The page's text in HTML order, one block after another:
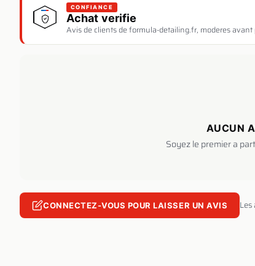
CONFIANCE
Achat verifie
Avis de clients de formula-detailing.fr, moderes avant
AUCUN
Soyez le premier a
CONNECTEZ-VOUS POUR LAISSER UN AVIS